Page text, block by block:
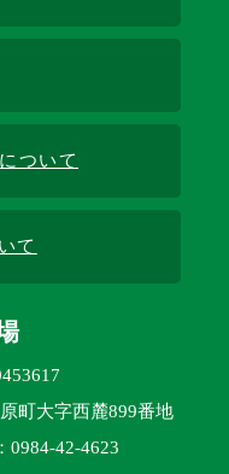
ついて
て
町大字西麓899番地
42-4623